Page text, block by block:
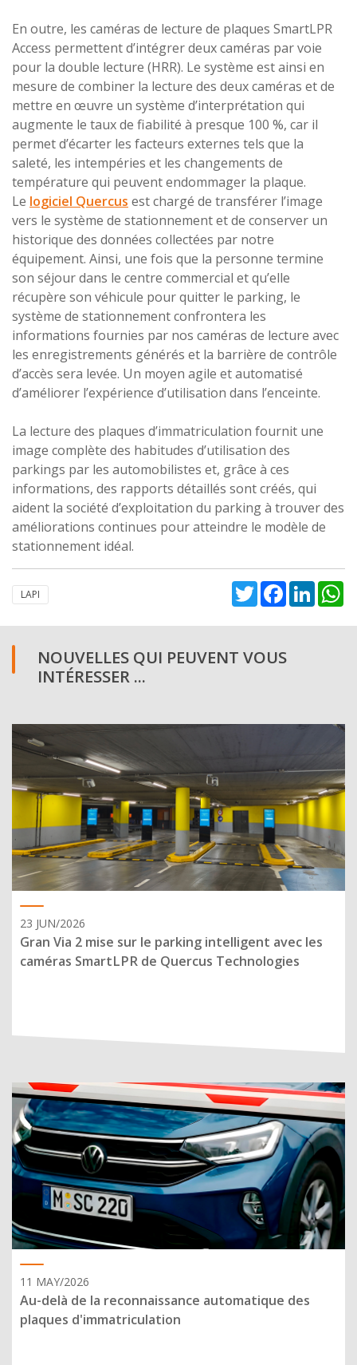
En outre, les caméras de lecture de plaques SmartLPR
Access permettent d’intégrer deux caméras par voie
pour la double lecture (HRR). Le système est ainsi en
mesure de combiner la lecture des deux caméras et de
mettre en œuvre un système d’interprétation qui
augmente le taux de fiabilité à presque 100 %, car il
permet d’écarter les facteurs externes tels que la
saleté, les intempéries et les changements de
température qui peuvent endommager la plaque.
Le logiciel Quercus est chargé de transférer l’image
vers le système de stationnement et de conserver un
historique des données collectées par notre
équipement. Ainsi, une fois que la personne termine
son séjour dans le centre commercial et qu’elle
récupère son véhicule pour quitter le parking, le
système de stationnement confrontera les
informations fournies par nos caméras de lecture avec
les enregistrements générés et la barrière de contrôle
d’accès sera levée. Un moyen agile et automatisé
d’améliorer l’expérience d’utilisation dans l’enceinte.
La lecture des plaques d’immatriculation fournit une
image complète des habitudes d’utilisation des
parkings par les automobilistes et, grâce à ces
informations, des rapports détaillés sont créés, qui
aident la société d’exploitation du parking à trouver des
améliorations continues pour atteindre le modèle de
stationnement idéal.
LAPI TwitterFacebook
NOUVELLES QUI PEUVENT VOUS
INTÉRESSER ...
23 JUN/2026
Gran Via 2 mise sur le parking intelligent avec les
caméras SmartLPR de Quercus Technologies
11 MAY/2026
Au-delà de la reconnaissance automatique des
plaques d'immatriculation